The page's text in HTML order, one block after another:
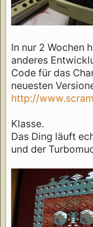
In nur 2 Wochen
anderes
Code für das
neuesten
http://
Klasse.
Das Ding läuft
und der